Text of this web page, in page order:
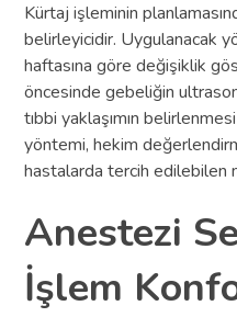
Kürtaj işleminin
belirleyicidir. Uygulanacak
haftasına göre değişiklik
öncesinde gebeliğin
tıbbi yaklaşımın
yöntemi, hekim
hastalarda tercih edilebilen
Anestezi
İşlem